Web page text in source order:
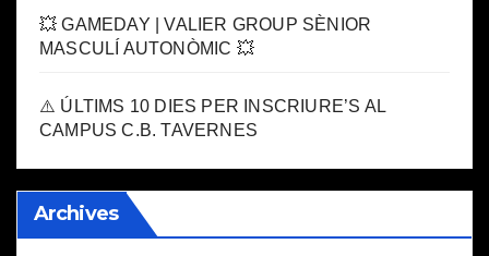
💥 GAMEDAY | VALIER GROUP SÈNIOR
MASCULÍ AUTONÒMIC 💥
⚠️ ÚLTIMS 10 DIES PER INSCRIURE’S AL
CAMPUS C.B. TAVERNES
Archives